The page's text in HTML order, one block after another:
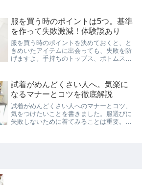
ランドによって、特徴が違いますから、見
極めるのが大事。
服を買う時のポイントは5つ。基準
を作って失敗激減！体験談あり
服を買う時のポイントを決めておくと、と
きめいたアイテムに出会っても、失敗を防
げますよ。手持ちのトップス、ボトムスと
イントを確認すると冷静に判断できて、衝
動買いが激減します！
試着がめんどくさい人へ。気楽に
なるマナーとコツを徹底解説
試着がめんどくさい人へのマナーとコツ、
気をつけたいことを書きました。服選びに
失敗しないために着てみることは重要。ま